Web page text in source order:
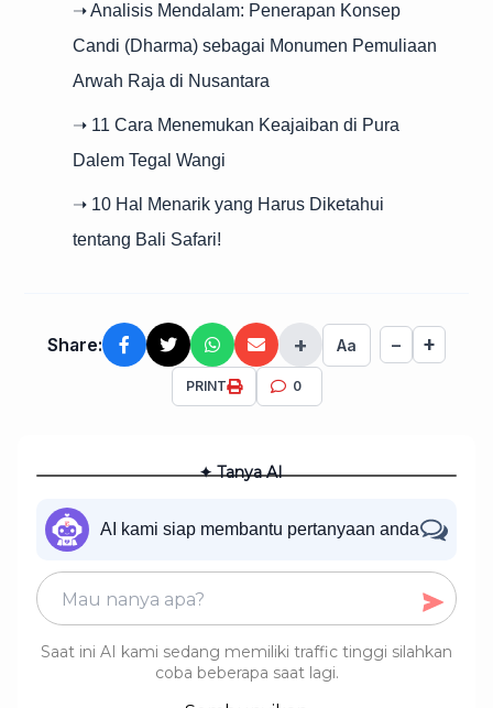
➝ Analisis Mendalam: Penerapan Konsep
Candi (Dharma) sebagai Monumen Pemuliaan
Arwah Raja di Nusantara
➝ 11 Cara Menemukan Keajaiban di Pura
Dalem Tegal Wangi
➝ 10 Hal Menarik yang Harus Diketahui
tentang Bali Safari!
Share: + Aa − +
PRINT 0
✦ Tanya AI
AI kami siap membantu pertanyaan anda
Saat ini AI kami sedang memiliki traffic tinggi silahkan
coba beberapa saat lagi.